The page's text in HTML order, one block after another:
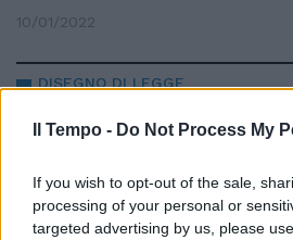
Il Tempo - Do Not Process My
If you wish to opt-out of the sale,
processing of your personal or
targeted advertising by us, please
10/01/2022
DISEGNO DI LEGGE
Biancofiore: "Bisogna
proprietà privata
ATTACCO ALLA CAMERA